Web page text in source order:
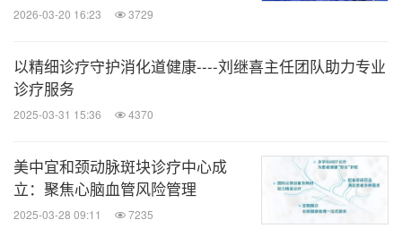
流程更加轻松顺畅。
北京宜和医院多学科中心介绍
内科多学科中心
内科中心致力于实现集预防、治疗、康复、指导、跟
踪一体的持续性、综合性健康管理全闭环服务。重点
2026-03-20 16:23 3729
以精细诊疗守护消化道健康----刘继喜主任团队助力专业
诊疗服务
2025-03-31 15:36 4370
美中宜和颈动脉斑块诊疗中心成
立：聚焦心脑血管风险管理
2025-03-28 09:11 7235